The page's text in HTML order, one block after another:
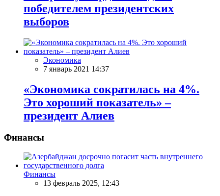
победителем президентских
выборов
Экономика
7 январь 2021 14:37
«Экономика сократилась на 4%.
Это хороший показатель» –
президент Алиев
Финансы
Финансы
13 февраль 2025, 12:43